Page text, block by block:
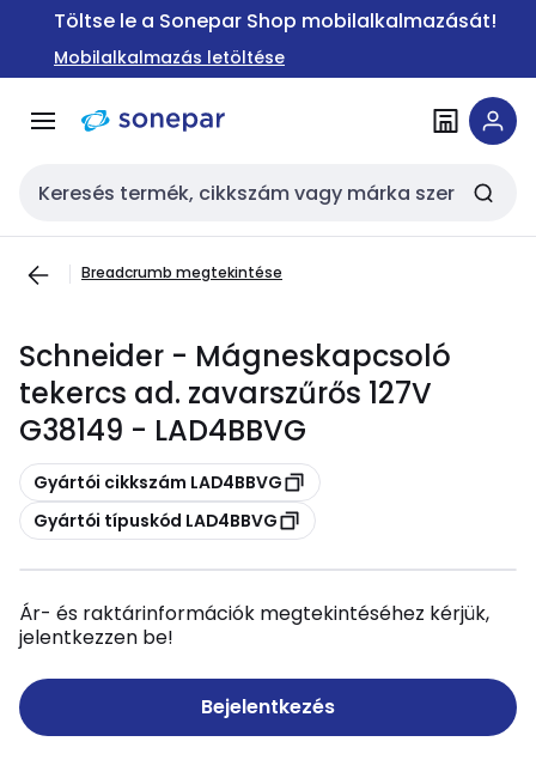
Ugrás a
Ugrás a
tartalomra
Töltse le a Sonepar Shop mobilalkalmazását!
Mobilalkalmazás letöltése
Keresési bemenet
Breadcrumb megtekintése
Schneider - Mágneskapcsoló
tekercs ad. zavarszűrős 127V
G38149 - LAD4BBVG
Másolás
Gyártói cikkszám LAD4BBVG
Másolás
Gyártói típuskód LAD4BBVG
Ár- és raktárinformációk megtekintéséhez kérjük,
jelentkezzen be!
Bejelentkezés